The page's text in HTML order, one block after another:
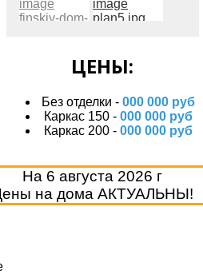
ЦЕНЫ:
Без отделки -000 000 руб
Каркас 150 -000 000 руб
Каркас 200 -000 000 руб
На 6 августа 2026 г
на дома АКТУАЛЬНЫ!